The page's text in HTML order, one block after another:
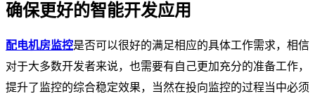
确保更好的智能开发应用
配电机房监控是否可以很好的满足相应的具体工作需求，相信
对于大多数开发者来说，也需要有自己更加充分的准备工作，
提升了监控的综合稳定效果，当然在投向监控的过程当中必须